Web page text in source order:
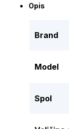
Opis
Brand
Model
Spol